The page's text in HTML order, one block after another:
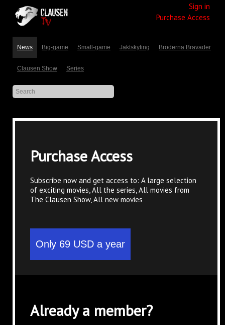
Sign in
Purchase Access
News Big-game Small-game Jaktskyting Bröderna Bravader
Clausen Show Series
Purchase Access
Subscribe now and get access to: A large selection
of exciting movies, All the series, All movies from
The Clausen Show, All new movies
Already a member?